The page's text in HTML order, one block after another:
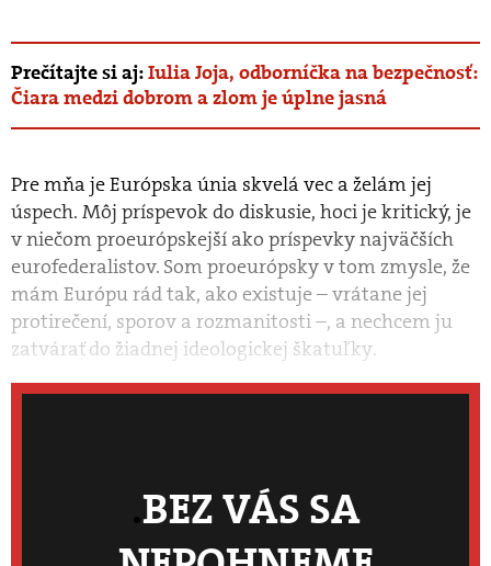
Prečítajte si aj:Iulia Joja, odborníčka na bezpečnosť:
Čiara medzi dobrom a zlom je úplne jasná
Pre mňa je Európska únia skvelá vec a želám jej
úspech. Môj príspevok do diskusie, hoci je kritický, je
v niečom proeurópskejší ako príspevky najväčších
eurofederalistov. Som proeurópsky v tom zmysle, že
mám Európu rád tak, ako existuje – vrátane jej
protirečení, sporov a rozmanitosti –, a nechcem ju
zatvárať do žiadnej ideologickej škatuľky.
BEZ VÁS SA